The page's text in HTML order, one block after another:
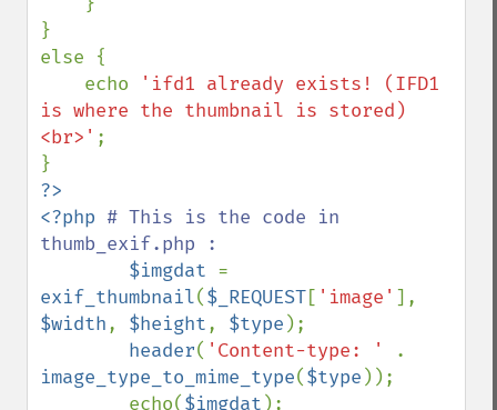
}
else {
    echo
'ifd1 already exists! (IFD1
is where the thumbnail is stored)
<br>' ;
?>
<?php # This is the code in
thumb_exif.php :
$imgdat
exif_thumbnail($_REQUEST[ 'image'
$width, $height, $type );
header( 'Content-type: '
image_type_to_mime_type($type ));
        echo(
$imgdat